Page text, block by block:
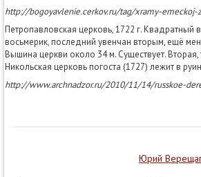
http://bogoyavlenie.cerkov.ru/tag/xramy-
Петропавловская церковь, 1722 г. Квадратный
восьмерик, последний увенчан вторым, ещё
Вышина церкви около 34 м. Существует.
Никольская церковь погоста (1727) лежит в
http://www.archnadzor.ru/2010/11/14/russkoe-
Юрий